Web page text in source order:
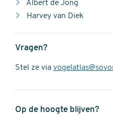
Albert de Jong
Harvey van Diek
Vragen?
Stel ze via
Op de hoogte blijven?